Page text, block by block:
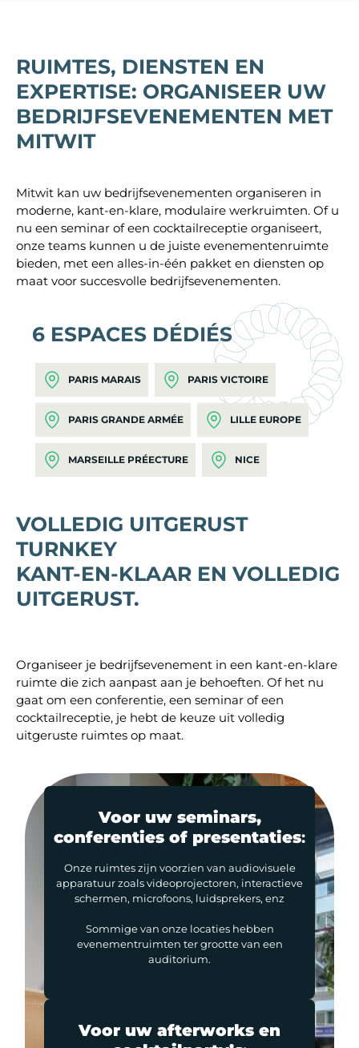
RUIMTES, DIENSTEN EN
EXPERTISE: ORGANISEER UW
BEDRIJFSEVENEMENTEN MET
MITWIT
Mitwit kan uw bedrijfsevenementen organiseren in
moderne, kant-en-klare, modulaire werkruimten. Of u
nu een seminar of een cocktailreceptie organiseert,
onze teams kunnen u de juiste evenementenruimte
bieden, met een alles-in-één pakket en diensten op
maat voor succesvolle bedrijfsevenementen.
6 ESPACES DÉDIÉS
PARIS MARAIS PARIS VICTOIRE
PARIS GRANDE ARMÉE LILLE EUROPE
MARSEILLE PRÉECTURE NICE
VOLLEDIG UITGERUST
TURNKEY
KANT-EN-KLAAR EN VOLLEDIG
UITGERUST.
Organiseer je bedrijfsevenement in een kant-en-klare
ruimte die zich aanpast aan je behoeften. Of het nu
gaat om een conferentie, een seminar of een
cocktailreceptie, je hebt de keuze uit volledig
uitgeruste ruimtes op maat.
Voor uw seminars,
conferenties of presentaties:
Onze ruimtes zijn voorzien van audiovisuele
apparatuur zoals videoprojectoren, interactieve
schermen, microfoons, luidsprekers, enz
Sommige van onze locaties hebben
evenementruimten ter grootte van een
auditorium.
Voor uw afterworks en